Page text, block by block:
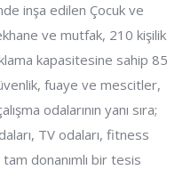
inşa edilen Çocuk ve
ve mutfak, 210 kişilik
kapasitesine sahip 85
fuaye ve mescitler,
odalarının yanı sıra;
TV odaları, fitness
donanımlı bir tesis